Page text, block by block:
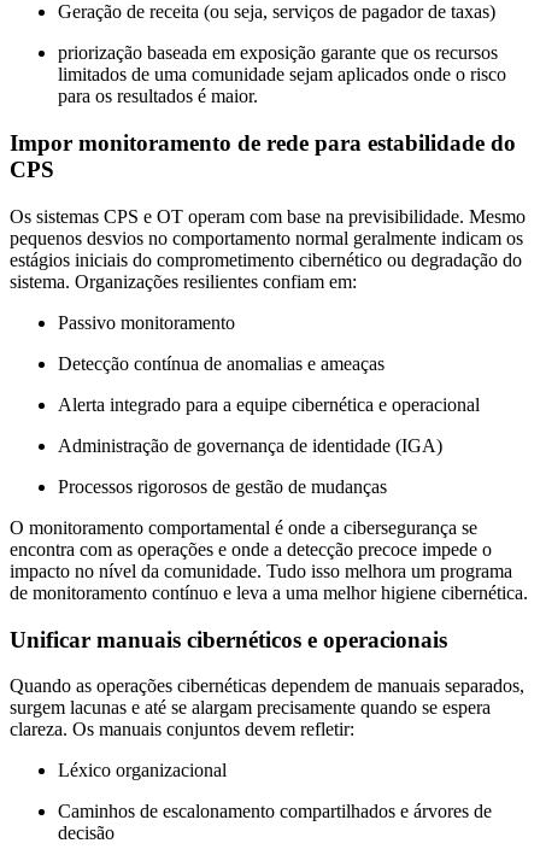
Geração de receita (ou seja, serviços de pagador de taxas)
priorização baseada em exposição garante que os recursos
limitados de uma comunidade sejam aplicados onde o risco
para os resultados é maior.
Impor monitoramento de rede para estabilidade do
CPS
Os sistemas CPS e OT operam com base na previsibilidade. Mesmo
pequenos desvios no comportamento normal geralmente indicam os
estágios iniciais do comprometimento cibernético ou degradação do
sistema. Organizações resilientes confiam em:
Passivo monitoramento
Detecção contínua de anomalias e ameaças
Alerta integrado para a equipe cibernética e operacional
Administração de governança de identidade (IGA)
Processos rigorosos de gestão de mudanças
O monitoramento comportamental é onde a cibersegurança se
encontra com as operações e onde a detecção precoce impede o
impacto no nível da comunidade. Tudo isso melhora um programa
de monitoramento contínuo e leva a uma melhor higiene cibernética.
Unificar manuais cibernéticos e operacionais
Quando as operações cibernéticas dependem de manuais separados,
surgem lacunas e até se alargam precisamente quando se espera
clareza. Os manuais conjuntos devem refletir:
Léxico organizacional
Caminhos de escalonamento compartilhados e árvores de
decisão